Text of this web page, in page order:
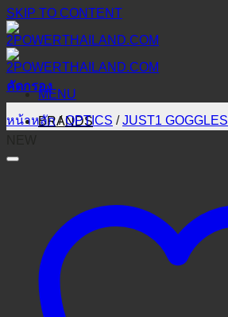
SKIP TO CONTENT
MENU
BRANDS
คัดกรอง
หน้าหลัก / OPTICS / JUST1 GOGGLES